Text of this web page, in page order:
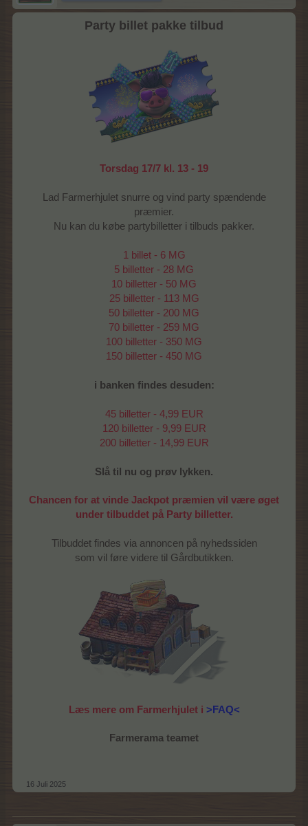
Party billet pakke tilbud
Torsdag 17/7 kl. 13 - 19
Lad Farmerhjulet snurre og vind party spændende
præmier.
Nu kan du købe partybilletter i tilbuds pakker.
1 billet - 6 MG
5 billetter - 28 MG
10 billetter - 50 MG
25 billetter - 113 MG
50 billetter - 200 MG
70 billetter - 259 MG
100 billetter - 350 MG
150 billetter - 450 MG
i banken findes desuden:
45 billetter - 4,99 EUR
120 billetter - 9,99 EUR
200 billetter - 14,99 EUR
Slå til nu og prøv lykken.
Chancen for at vinde Jackpot præmien vil være øget
under tilbuddet på Party billetter.
Tilbuddet findes via annoncen på nyhedssiden
som vil føre videre til Gårdbutikken.
Læs mere om Farmerhjulet i >FAQ<
Farmerama teamet
16 Juli 2025